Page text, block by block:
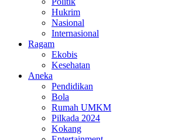
Hukrim
Nasional
Internasional
Ragam
Ekobis
Kesehatan
Aneka
Pendidikan
Bola
Rumah UMKM
Pilkada 2024
Kokang